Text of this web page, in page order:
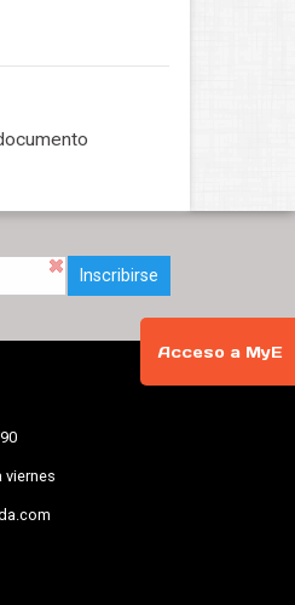
Acceso a MyE
Inscribirse
viernes